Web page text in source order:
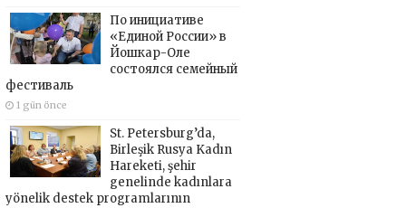
По инициативе
«Единой России» в
Йошкар-Оле
состоялся семейный
фестиваль
1 gün önce
St. Petersburg’da,
Birleşik Rusya Kadın
Hareketi, şehir
genelinde kadınlara
yönelik destek programlarının